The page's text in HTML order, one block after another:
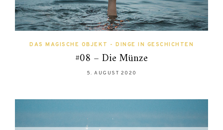
DAS MAGISCHE OBJEKT - DINGE IN GESCHICHTEN
#08 – Die Münze
5. AUGUST 2020